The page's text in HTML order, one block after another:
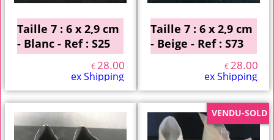
Taille 7 : 6 x 2,9 cm
- Blanc - Ref : S25
€28.00
ex Shipping
Taille 7 : 6 x 2,9 cm
- Beige - Ref : S73
€28.00
ex Shipping
VENDU-SOLD